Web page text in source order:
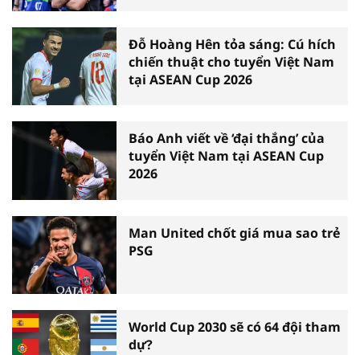
Đỗ Hoàng Hên tỏa sáng: Cú hích
chiến thuật cho tuyển Việt Nam
tại ASEAN Cup 2026
Báo Anh viết về ‘đại thắng’ của
tuyển Việt Nam tại ASEAN Cup
2026
Man United chốt giá mua sao trẻ
PSG
World Cup 2030 sẽ có 64 đội tham
dự?